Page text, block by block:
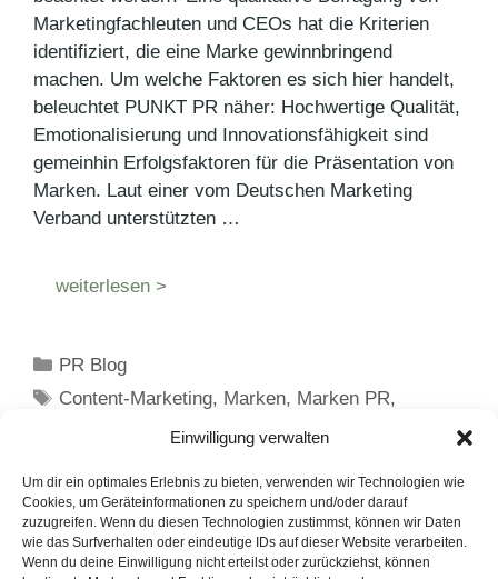
Einwilligung verwalten
Um dir ein optimales Erlebnis zu bieten, verwenden wir Technologien wie
Cookies, um Geräteinformationen zu speichern und/oder darauf
zuzugreifen. Wenn du diesen Technologien zustimmst, können wir Daten
wie das Surfverhalten oder eindeutige IDs auf dieser Website verarbeiten.
Wenn du deine Einwilligung nicht erteilst oder zurückziehst, können
Marketingfachleuten und CEOs hat die Kriterien
identifiziert, die eine Marke gewinnbringend
machen. Um welche Faktoren es sich hier handelt,
beleuchtet PUNKT PR näher: Hochwertige Qualität,
Emotionalisierung und Innovationsfähigkeit sind
gemeinhin Erfolgsfaktoren für die Präsentation von
Marken. Laut einer vom Deutschen Marketing
Verband unterstützten …
weiterlesen >
Kategorien
PR Blog
Schlagwörter
Content-Marketing, Marken, Marken PR,
←Zurück Seite
1 Seite
2